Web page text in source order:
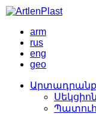
arm
rus
eng
geo
Արտադրանք